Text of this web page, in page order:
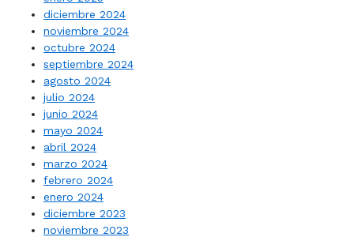
diciembre 2024
noviembre 2024
octubre 2024
septiembre 2024
agosto 2024
julio 2024
junio 2024
mayo 2024
abril 2024
marzo 2024
febrero 2024
enero 2024
diciembre 2023
noviembre 2023